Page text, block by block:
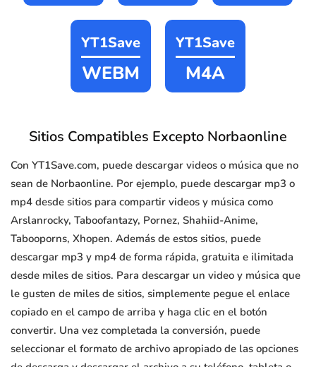
YT1Save
WEBM
YT1Save
M4A
Sitios Compatibles Excepto Norbaonline
Con YT1Save.com, puede descargar videos o música que no
sean de Norbaonline. Por ejemplo, puede descargar mp3 o
mp4 desde sitios para compartir videos y música como
Arslanrocky, Taboofantazy, Pornez, Shahiid-Anime,
Tabooporns, Xhopen. Además de estos sitios, puede
descargar mp3 y mp4 de forma rápida, gratuita e ilimitada
desde miles de sitios. Para descargar un video y música que
le gusten de miles de sitios, simplemente pegue el enlace
copiado en el campo de arriba y haga clic en el botón
convertir. Una vez completada la conversión, puede
seleccionar el formato de archivo apropiado de las opciones